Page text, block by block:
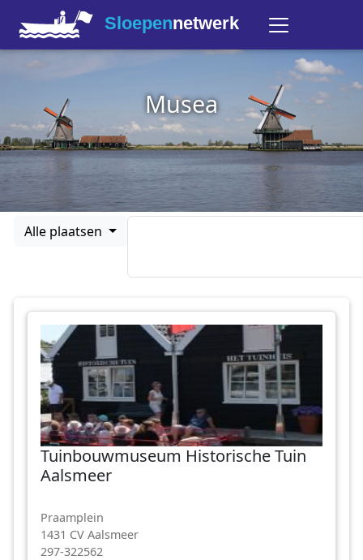
Sloepennetwerk
Musea
Alle plaatsen
Tuinbouwmuseum Historische Tuin
Aalsmeer
Praamplein
1431 CV Aalsmeer
297-322562